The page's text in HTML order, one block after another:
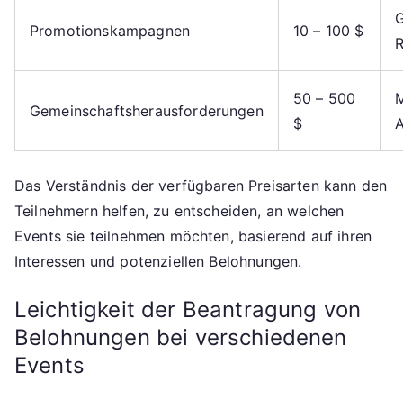
Promotionskampagnen 10 – 100 $
Gemeinschaftsherausforderungen
50 – 500
$
Das Verständnis der verfügbaren Preisarten kann den
Teilnehmern helfen, zu entscheiden, an welchen
Events sie teilnehmen möchten, basierend auf ihren
Interessen und potenziellen Belohnungen.
Leichtigkeit der Beantragung von
Belohnungen bei verschiedenen
Events